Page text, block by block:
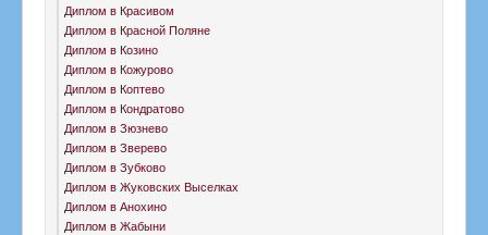
Диплом в Красивом
Диплом в Красной Поляне
Диплом в Козино
Диплом в Кожурово
Диплом в Коптево
Диплом в Кондратово
Диплом в Зюзнево
Диплом в Зверево
Диплом в Зубково
Диплом в Жуковских Выселках
Диплом в Анохино
Диплом в Жабыни